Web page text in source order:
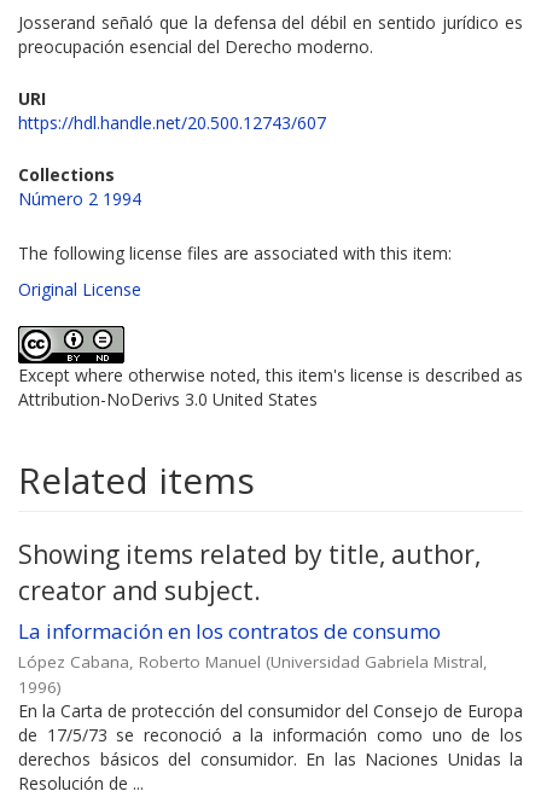
Josserand señaló que la defensa del débil en sentido jurídico es
preocupación esencial del Derecho moderno.
URI
https://hdl.handle.net/20.500.12743/607
Collections
Número 2 1994
The following license files are associated with this item:
Original License
Except where otherwise noted, this item's license is described as
Attribution-NoDerivs 3.0 United States
Related items
Showing items related by title, author,
creator and subject.
La información en los contratos de consumo
López Cabana, Roberto Manuel (Universidad Gabriela Mistral,
1996)
En la Carta de protección del consumidor del Consejo de Europa
de 17/5/73 se reconoció a la información como uno de los
derechos básicos del consumidor. En las Naciones Unidas la
Resolución de ...